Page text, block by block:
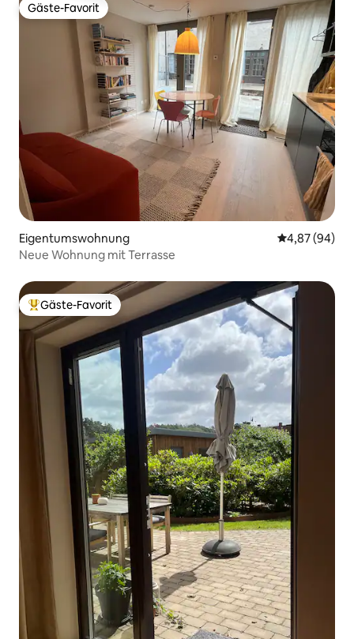
Gäste-Favorit
Gäste-Favorit
Eigentumswohnung
4,87 (94)
Neue Wohnung mit Terrasse
Beliebter Gäste-Favorit.
Gäste-Favorit